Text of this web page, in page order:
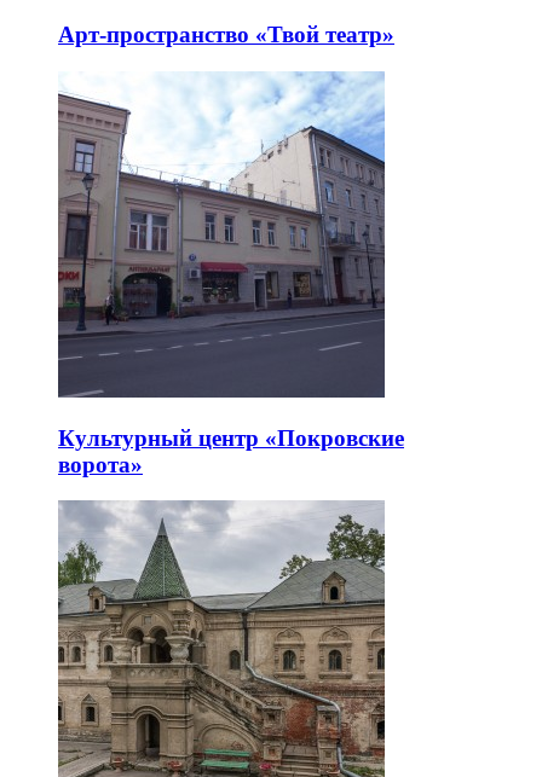
Арт-пространство «Твой театр»
Культурный центр «Покровские
ворота»